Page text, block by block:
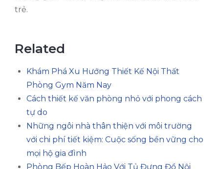
trẻ.
Related
Khám Phá Xu Hướng Thiết Kế Nội Thất
Phòng Gym Năm Nay
Cách thiết kế văn phòng nhỏ với phong cách
tự do
Những ngôi nhà thân thiện với môi trường
với chi phí tiết kiệm: Cuộc sống bền vững cho
mọi hộ gia đình
Phòng Bếp Hoàn Hảo Với Tủ Đựng Đồ Nội